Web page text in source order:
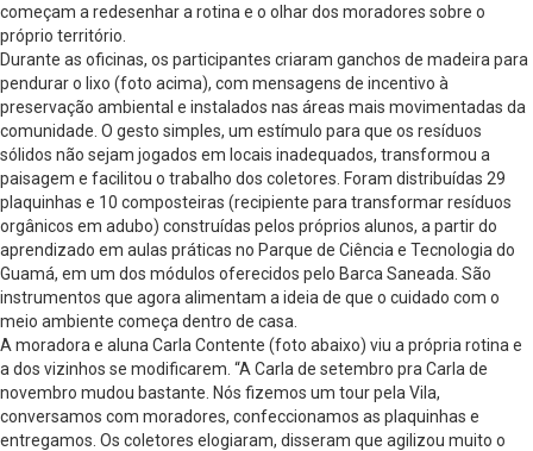
começam a redesenhar a rotina e o olhar dos moradores sobre o
próprio território.
Durante as oficinas, os participantes criaram ganchos de madeira para
pendurar o lixo (foto acima), com mensagens de incentivo à
preservação ambiental e instalados nas áreas mais movimentadas da
comunidade. O gesto simples, um estímulo para que os resíduos
sólidos não sejam jogados em locais inadequados, transformou a
paisagem e facilitou o trabalho dos coletores. Foram distribuídas 29
plaquinhas e 10 composteiras (recipiente para transformar resíduos
orgânicos em adubo) construídas pelos próprios alunos, a partir do
aprendizado em aulas práticas no Parque de Ciência e Tecnologia do
Guamá, em um dos módulos oferecidos pelo Barca Saneada. São
instrumentos que agora alimentam a ideia de que o cuidado com o
meio ambiente começa dentro de casa.
A moradora e aluna Carla Contente (foto abaixo) viu a própria rotina e
a dos vizinhos se modificarem. “A Carla de setembro pra Carla de
novembro mudou bastante. Nós fizemos um tour pela Vila,
conversamos com moradores, confeccionamos as plaquinhas e
entregamos. Os coletores elogiaram, disseram que agilizou muito o